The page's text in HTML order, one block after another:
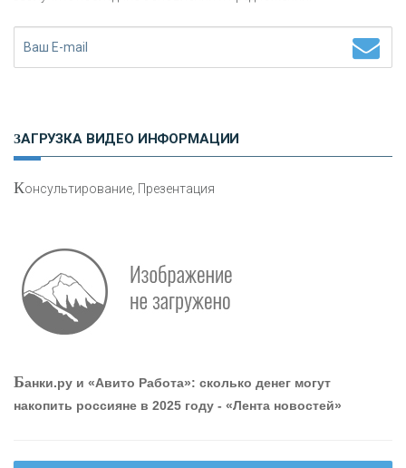
Работа мечты. Что банки делают для того, чтобы
привлечь и удержать персонал - «Интервью»
ЗАГРУЗКА ВИДЕО ИНФОРМАЦИИ
Консультирование, Презентация
Банки.ру и «Авито Работа»: сколько денег могут
накопить россияне в 2025 году - «Лента новостей»